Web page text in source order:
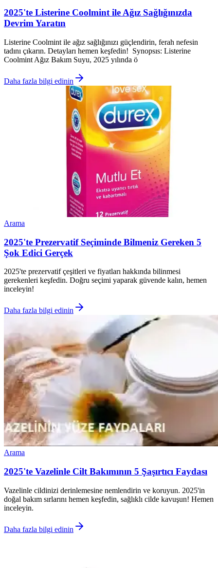
2025'te Listerine Coolmint ile Ağız Sağlığınızda
Devrim Yaratın
Listerine Coolmint ile ağız sağlığınızı güçlendirin, ferah nefesin
tadını çıkarın. Detayları hemen keşfedin! Synopsıs: Listerine
Coolmint Ağız Bakım Suyu, 2025 yılında ö
Daha fazla bilgi edinin
Arama
2025'te Prezervatif Seçiminde Bilmeniz Gereken 5
Şok Edici Gerçek
2025'te prezervatif çeşitleri ve fiyatları hakkında bilinmesi
gerekenleri keşfedin. Doğru seçimi yaparak güvende kalın, hemen
inceleyin!
Daha fazla bilgi edinin
Arama
2025'te Vazelinle Cilt Bakımının 5 Şaşırtıcı Faydası
Vazelinle cildinizi derinlemesine nemlendirin ve koruyun. 2025'in
doğal bakım sırlarını hemen keşfedin, sağlıklı cilde kavuşun! Hemen
inceleyin.
Daha fazla bilgi edinin